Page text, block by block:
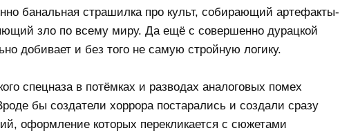
банальная страшилка про культ, собирающий артефакты-
зло по всему миру. Да ещё с совершенно дурацкой
добивает и без того не самую стройную логику.
спецназа в потёмках и разводах аналоговых помех
бы создатели хоррора постарались и создали сразу
оформление которых перекликается с сюжетами